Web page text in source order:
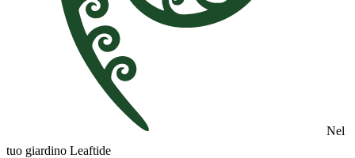
Nel
tuo giardino Leaftide